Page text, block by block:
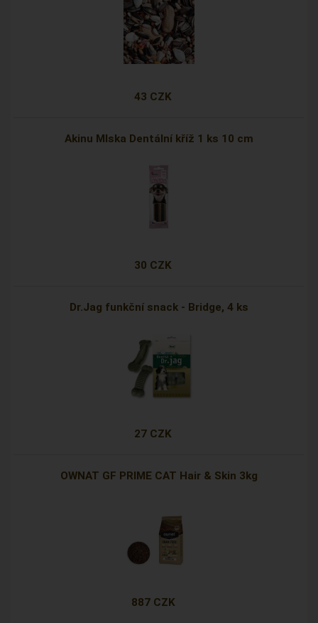
43 CZK
Akinu Mlska Dentální kříž 1 ks 10 cm
30 CZK
Dr.Jag funkční snack - Bridge, 4 ks
27 CZK
OWNAT GF PRIME CAT Hair & Skin 3kg
887 CZK